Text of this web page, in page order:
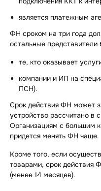
является платежным
ФН сроком на три года
остальные представители
те, кто оказывает
компании и ИП на
ПСН).
Срок действия ФН может
устройство рассчитано в
Организациям с большим
придется менять ФН чаще.
Кроме того, если
товарами, срок действия
(менее 14 месяцев).